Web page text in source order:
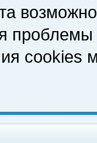
cookies